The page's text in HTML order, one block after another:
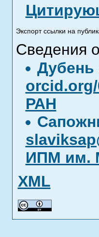
Экспорт ссылки на
Сведения
orcid.org/
РАН
ИПМ им.
XML